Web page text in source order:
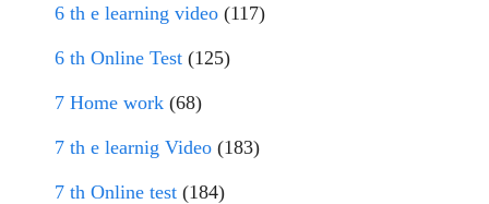
6 th e learning video (117)
6 th Online Test (125)
7 Home work (68)
7 th e learnig Video (183)
7 th Online test (184)